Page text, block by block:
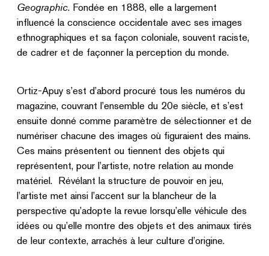
Geographic. Fondée en 1888, elle a largement
influencé la conscience occidentale avec ses images
ethnographiques et sa façon coloniale, souvent raciste,
de cadrer et de façonner la perception du monde.
Ortiz-Apuy s’est d’abord procuré tous les numéros du
magazine, couvrant l’ensemble du 20e siècle, et s’est
ensuite donné comme paramètre de sélectionner et de
numériser chacune des images où figuraient des mains.
Ces mains présentent ou tiennent des objets qui
représentent, pour l’artiste, notre relation au monde
matériel. Révélant la structure de pouvoir en jeu,
l’artiste met ainsi l’accent sur la blancheur de la
perspective qu’adopte la revue lorsqu’elle véhicule des
idées ou qu’elle montre des objets et des animaux tirés
de leur contexte, arrachés à leur culture d’origine.